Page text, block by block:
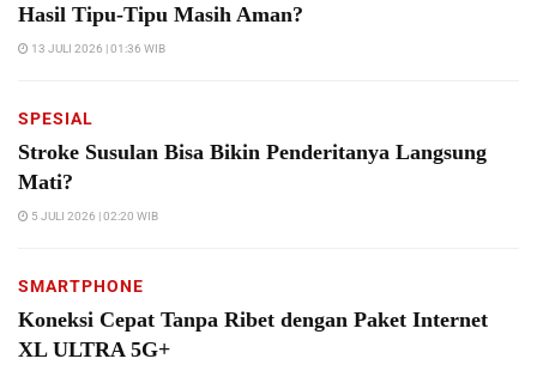
Hasil Tipu-Tipu Masih Aman?
13 JULI 2026 | 01:36 WIB
SPESIAL
Stroke Susulan Bisa Bikin Penderitanya Langsung
Mati?
5 JULI 2026 | 02:20 WIB
SMARTPHONE
Koneksi Cepat Tanpa Ribet dengan Paket Internet
XL ULTRA 5G+